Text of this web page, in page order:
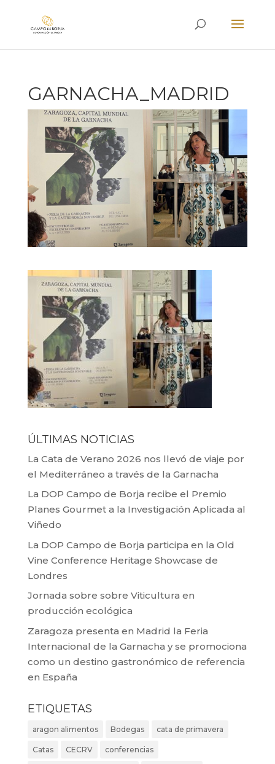
GARNACHA_MADRID
ÚLTIMAS NOTICIAS
La Cata de Verano 2026 nos llevó de viaje por
el Mediterráneo a través de la Garnacha
La DOP Campo de Borja recibe el Premio
Planes Gourmet a la Investigación Aplicada al
Viñedo
La DOP Campo de Borja participa en la Old
Vine Conference Heritage Showcase de
Londres
Jornada sobre sobre Viticultura en
producción ecológica
Zaragoza presenta en Madrid la Feria
Internacional de la Garnacha y se promociona
como un destino gastronómico de referencia
en España
ETIQUETAS
aragon alimentos Bodegas cata de primavera
Catas CECRV conferencias